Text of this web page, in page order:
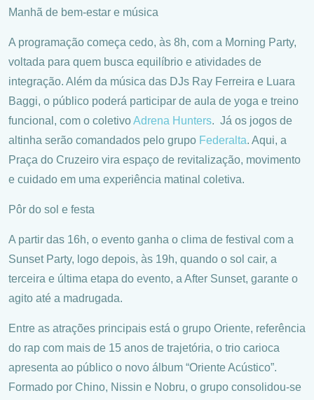
Manhã de bem-estar e música
A programação começa cedo, às 8h, com a Morning Party,
voltada para quem busca equilíbrio e atividades de
integração. Além da música das DJs Ray Ferreira e Luara
Baggi, o público poderá participar de aula de yoga e treino
funcional, com o coletivoAdrena Hunters. Já os jogos de
altinha serão comandados pelo grupo Federalta. Aqui, a
Praça do Cruzeiro vira espaço de revitalização, movimento
e cuidado em uma experiência matinal coletiva.
Pôr do sol e festa
A partir das 16h, o evento ganha o clima de festival com a
Sunset Party, logo depois, às 19h, quando o sol cair, a
terceira e última etapa do evento, a After Sunset, garante o
agito até a madrugada.
Entre as atrações principais está o grupo Oriente, referência
do rap com mais de 15 anos de trajetória, o trio carioca
apresenta ao público o novo álbum “Oriente Acústico”.
Formado por Chino, Nissin e Nobru, o grupo consolidou-se